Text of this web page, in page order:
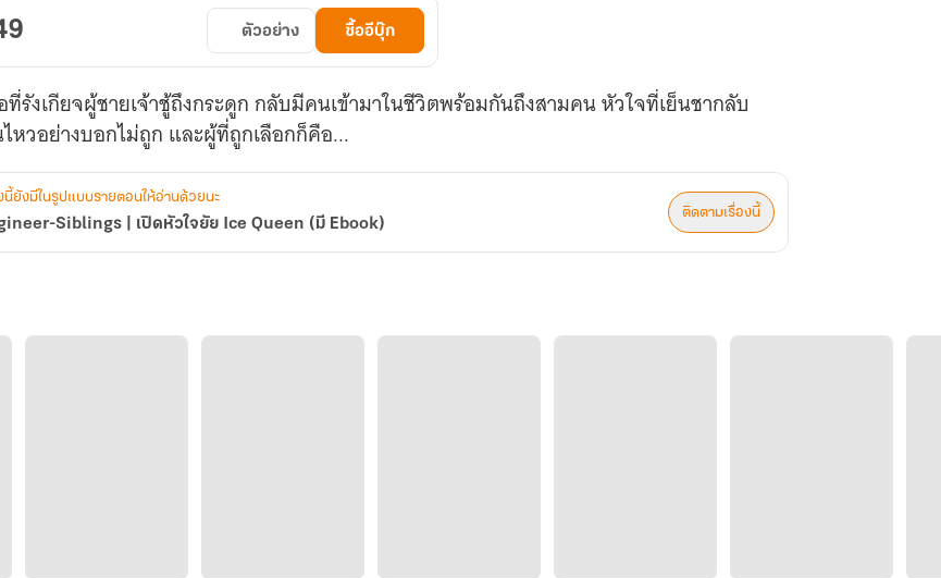
ตัวอย่าง ซื้ออีบุ๊ก
ที่รังเกียจผู้ชายเจ้าชู้ถึงกระดูก กลับมีคนเข้ามาในชีวิตพร้อมกันถึงสามคน หัวใจที่เย็นชากลับ
หวอย่างบอกไม่ถูก และผู้ที่ถูกเลือกก็คือ...
นี้ยังมีในรูปแบบรายตอนให้อ่านด้วยนะ
Siblings | เปิดหัวใจยัย Ice Queen (มี Ebook)
ติดตามเรื่องนี้